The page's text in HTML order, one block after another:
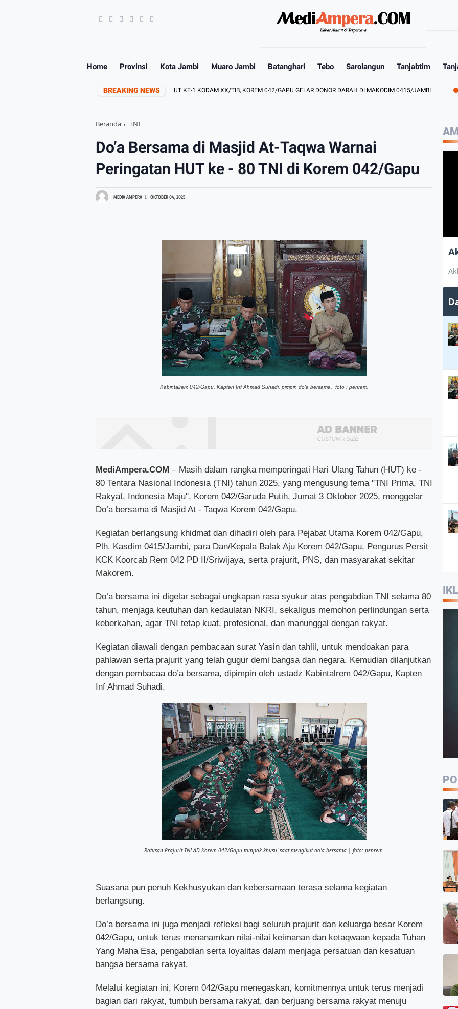
Home Provinsi Kota Jambi Muaro Jambi Batanghari Tebo Sarolangun Tanjabtim
BREAKING NEWS
PERINGATI HUT KE-1 KODAM XX/TIB, KOREM 042/GAPU GELAR DONOR DARAH DI MAKODIM 0415/JAMBI
Beranda TNI
Do’a Bersama di Masjid At-Taqwa Warnai
Peringatan HUT ke - 80 TNI di Korem 042/Gapu
MEDIA AMPERA OKTOBER 04, 2025
Kabintalrem 042/Gapu, Kapten Inf Ahmad Suhadi, pimpin do'a bersama.| foto : penrem.
MediAmpera.COM – Masih dalam rangka memperingati Hari Ulang Tahun (HUT) ke -
80 Tentara Nasional Indonesia (TNI) tahun 2025, yang mengusung tema "TNI Prima, TNI
Rakyat, Indonesia Maju", Korem 042/Garuda Putih, Jumat 3 Oktober 2025, menggelar
Do’a bersama di Masjid At - Taqwa Korem 042/Gapu.
Kegiatan berlangsung khidmat dan dihadiri oleh para Pejabat Utama Korem 042/Gapu,
Plh. Kasdim 0415/Jambi, para Dan/Kepala Balak Aju Korem 042/Gapu, Pengurus Persit
KCK Koorcab Rem 042 PD II/Sriwijaya, serta prajurit, PNS, dan masyarakat sekitar
Makorem.
Do’a bersama ini digelar sebagai ungkapan rasa syukur atas pengabdian TNI selama 80
tahun, menjaga keutuhan dan kedaulatan NKRI, sekaligus memohon perlindungan serta
keberkahan, agar TNI tetap kuat, profesional, dan manunggal dengan rakyat.
Kegiatan diawali dengan pembacaan surat Yasin dan tahlil, untuk mendoakan para
pahlawan serta prajurit yang telah gugur demi bangsa dan negara. Kemudian dilanjutkan
dengan pembacaa do’a bersama, dipimpin oleh ustadz Kabintalrem 042/Gapu, Kapten
Inf Ahmad Suhadi.
Ratusan Prajurit TNI AD Korem 042/Gapu tampak khusu' saat mengikut do'a bersama.| foto: penrem.
Suasana pun penuh Kekhusyukan dan kebersamaan terasa selama kegiatan
berlangsung.
Do’a bersama ini juga menjadi refleksi bagi seluruh prajurit dan keluarga besar Korem
042/Gapu, untuk terus menanamkan nilai-nilai keimanan dan ketaqwaan kepada Tuhan
Yang Maha Esa, pengabdian serta loyalitas dalam menjaga persatuan dan kesatuan
bangsa bersama rakyat.
Melalui kegiatan ini, Korem 042/Gapu menegaskan, komitmennya untuk terus menjadi
bagian dari rakyat, tumbuh bersama rakyat, dan berjuang bersama rakyat menuju